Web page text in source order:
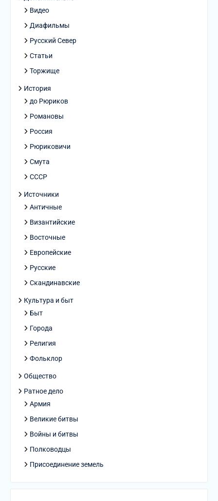
Видео
Диафильмы
Русский Север
Статьи
Торжище
История
до Рюриков
Романовы
Россия
Рюриковичи
Смута
СССР
Источники
Античные
Византийские
Восточные
Европейские
Русские
Скандинавские
Культура и быт
Быт
Города
Религия
Фольклор
Общество
Ратное дело
Армия
Великие битвы
Войны и битвы
Полководцы
Присоединение земель